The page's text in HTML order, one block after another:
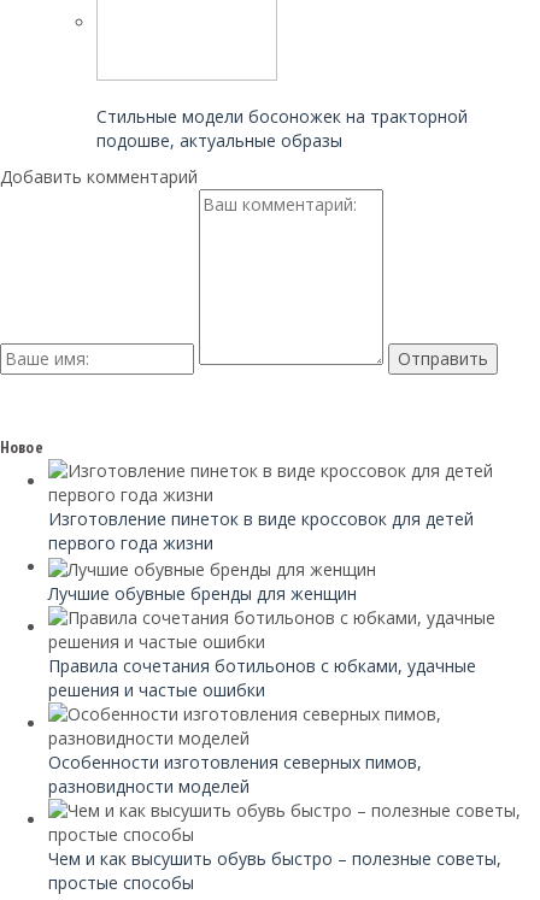
Стильные модели босоножек на тракторной
подошве, актуальные образы
Добавить комментарий
Новое
Изготовление пинеток в виде кроссовок для детей
первого года жизни
Лучшие обувные бренды для женщин
Правила сочетания ботильонов с юбками, удачные
решения и частые ошибки
Особенности изготовления северных пимов,
разновидности моделей
Чем и как высушить обувь быстро – полезные советы,
простые способы